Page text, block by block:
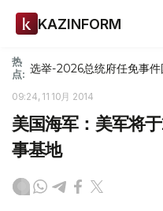
KAZINFORM
热
点: 选举-2026总统府任免事件
09:24, 11 10月 2014
美国海军：美军将
事基地